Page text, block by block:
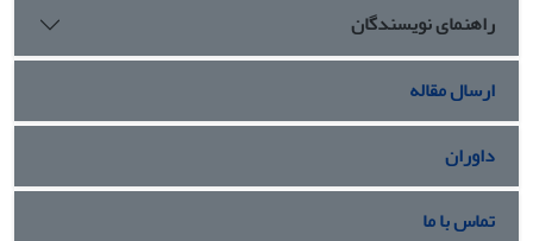
راهنمای نویسندگان
ارسال مقاله
داوران
تماس با ما